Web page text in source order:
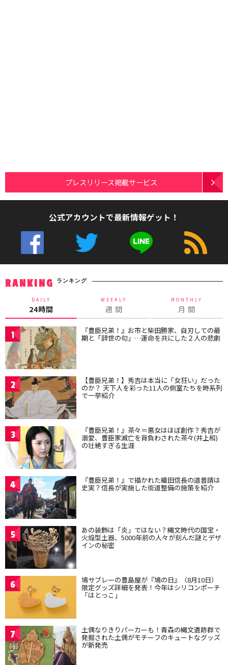
プレスリリース掲載サービス
公式アカウントで最新情報ゲット！
RANKING ランキング
DAILY
24時間
WEEKLY
週 間
MONTHLY
月 間
1 『豊臣兄弟！』お市と柴田勝家、自刃しての最
期と「辞世の句」…運命を共にした２人の悲劇
2 【豊臣兄弟！】秀吉は本当に「女狂い」だった
のか？ 天下人を彩った11人の側室たちを時系列
で一挙紹介
3 『豊臣兄弟！』茶々＝悪女はほぼ創作？秀吉が
溺愛、豊臣家滅亡を背負わされた茶々(井上和)
の壮絶すぎる生涯
4 『豊臣兄弟！』で描かれた織田信長の道普請は
史実？信長が実施した街道整備の施策を紹介
5 あの装飾は「炎」ではない？縄文時代の国宝・
火焔型土器、5000年前の人々が刻んだ謎とデザ
インの秘密
6 鳩サブレーの豊島屋が『鳩の日』（8月10日）
限定グッズ詳細を発表！今年はシリコンポーチ
「はとっこ」
7 土偶なりきりパーカーも！青森の縄文遺跡群で
発掘された土偶がモチーフのキュートなグッズ
が新発売